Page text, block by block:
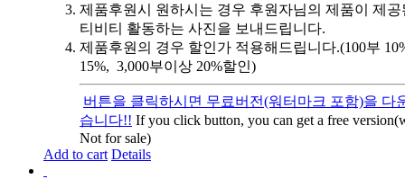
제품후원시 원하시는 경우 후원자님의 제품이 제
티비티 활동하는 사진을 보내드립니다.
제품후원의 경우 할인가 적용해드립니다.(100부
15%, 3,000부이상 20%할인)
버튼을 클릭하시면 무료버전(워터마크 포함)을 다
습니다!! If you click button, you can get a free
Not for sale)
Add to cart Details